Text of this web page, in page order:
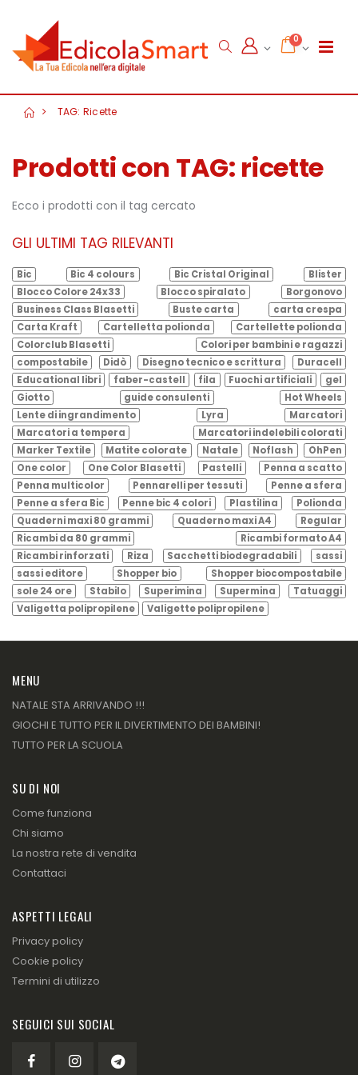
0
TAG: Ricette
Prodotti con TAG: ricette
Ecco i prodotti con il tag cercato
GLI ULTIMI TAG RILEVANTI
Bic Bic 4 colours Bic Cristal Original
Blister
Blocco Colore 24x33
Blocco spiralato
Borgonovo
Business Class Blasetti
Buste carta
carta crespa
Carta Kraft
Cartelletta polionda
Cartellette polionda
Colorclub Blasetti
Colori per bambini e ragazzi
compostabile
Didò Disegno tecnico e scrittura
Duracell
Educational libri
faber-castell fila Fuochi artificiali
gel
Giotto
guide consulenti
Hot Wheels
Lente di ingrandimento
Lyra
Marcatori
Marcatori a tempera
Marcatori indelebili colorati
Marker Textile
Matite colorate Natale Noflash
OhPen
One color
One Color Blasetti Pastelli
Penna a scatto
Penna multicolor
Pennarelli per tessuti
Penne a sfera
Penne a sfera Bic
Penne bic 4 colori Plastilina
Polionda
Quaderni maxi 80 grammi
Quaderno maxi A4
Regular
Ricambi da 80 grammi
Ricambi formato A4
Ricambi rinforzati
Riza Sacchetti biodegradabili
sassi
sassi editore
Shopper bio
Shopper biocompostabile
sole 24 ore
Stabilo Superimina Supermina
Tatuaggi
Valigetta polipropilene
Valigette polipropilene
MENU
NATALE STA ARRIVANDO !!!
GIOCHI E TUTTO PER IL DIVERTIMENTO DEI BAMBINI!
TUTTO PER LA SCUOLA
SU DI NOI
Come funziona
Chi siamo
La nostra rete di vendita
Contattaci
ASPETTI LEGALI
Privacy policy
Cookie policy
Termini di utilizzo
SEGUICI SUI SOCIAL